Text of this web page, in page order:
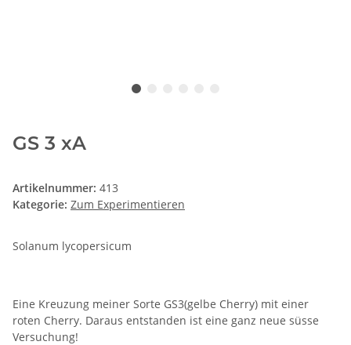
GS 3 xA
Artikelnummer: 413
Kategorie: Zum Experimentieren
Solanum lycopersicum
Eine Kreuzung meiner Sorte GS3(gelbe Cherry) mit einer
roten Cherry. Daraus entstanden ist eine ganz neue süsse
Versuchung!